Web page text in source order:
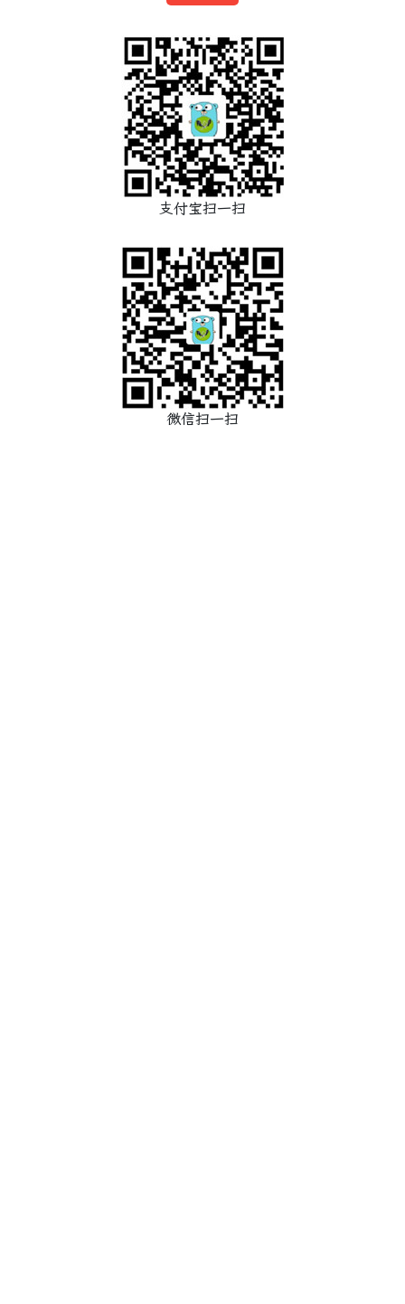
支付宝扫一扫
微信扫一扫